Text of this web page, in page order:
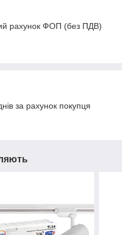
рахунок ФОП (без ПДВ)
за рахунок покупця